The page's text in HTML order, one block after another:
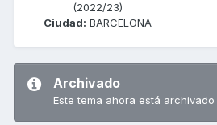
(2022/23)
Ciudad: BARCELONA
Archivado
Este tema ahora está